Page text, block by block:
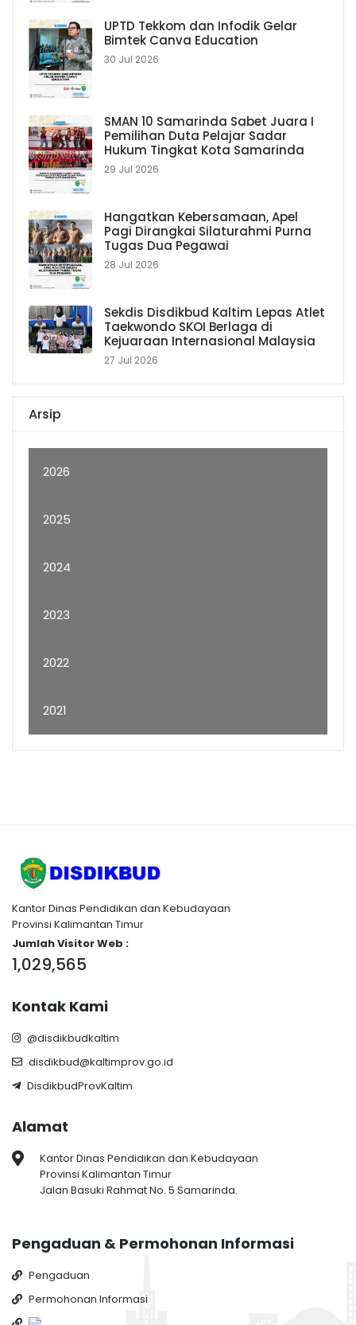
UPTD Tekkom dan Infodik Gelar
Bimtek Canva Education
30 Jul 2026
SMAN 10 Samarinda Sabet Juara I
Pemilihan Duta Pelajar Sadar
Hukum Tingkat Kota Samarinda
29 Jul 2026
Hangatkan Kebersamaan, Apel
Pagi Dirangkai Silaturahmi Purna
Tugas Dua Pegawai
28 Jul 2026
Sekdis Disdikbud Kaltim Lepas Atlet
Taekwondo SKOI Berlaga di
Kejuaraan Internasional Malaysia
27 Jul 2026
Arsip
2026
2025
2024
2023
2022
2021
Kantor Dinas Pendidikan dan Kebudayaan
Provinsi Kalimantan Timur
Jumlah Visitor Web :
1,029,565
Kontak Kami
@disdikbudkaltim
disdikbud@kaltimprov.go.id
DisdikbudProvKaltim
Alamat
Kantor Dinas Pendidikan dan Kebudayaan
Provinsi Kalimantan Timur
Jalan Basuki Rahmat No. 5 Samarinda.
Pengaduan & Permohonan Informasi
Pengaduan
Permohonan Informasi